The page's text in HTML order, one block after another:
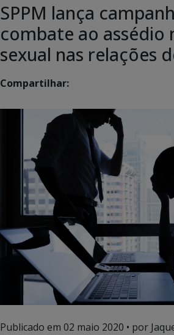
SPPM lança
combate ao assédio
sexual nas relações
Compartilhar:
Publicado em 02 maio 2020 • por